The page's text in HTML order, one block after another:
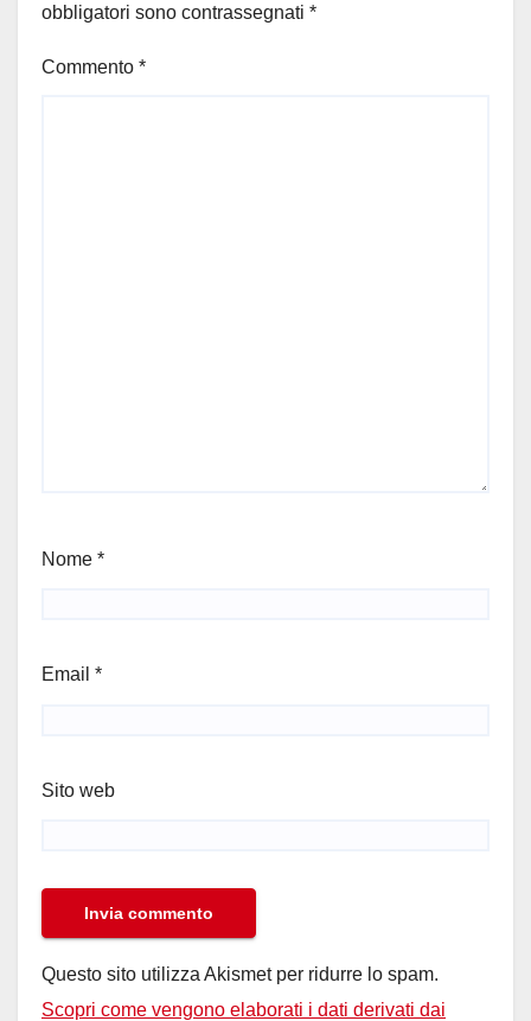
obbligatori sono contrassegnati *
Commento *
Nome *
Email *
Sito web
Questo sito utilizza Akismet per ridurre lo spam.
Scopri come vengono elaborati i dati derivati dai